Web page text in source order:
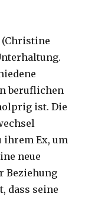
(Christine
beruflichen
ist. Die
ihrem Ex, um
neue
Beziehung
dass seine